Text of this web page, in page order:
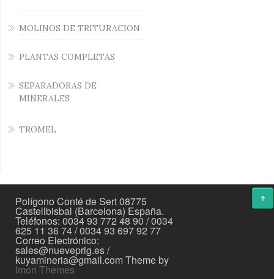
MOLINOS DE TRITURACION
PLANTAS COMPLETAS
SEPARADORAS DE
MINERALES
TROMEL
Polígono Conté de Sert 08775
Castellbisbal (Barcelona) España.
Teléfonos: 0034 93 772 48 90 / 0034
625 11 36 74 / 0034 93 697 92 77
Correo Electrónico:
sales@nueveprig.es /
kuyamineria@gmail.com Theme by
Imon Themes